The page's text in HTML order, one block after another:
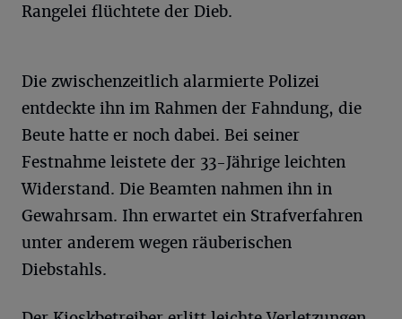
Rangelei flüchtete der Dieb.
Die zwischenzeitlich alarmierte Polizei
entdeckte ihn im Rahmen der Fahndung, die
Beute hatte er noch dabei. Bei seiner
Festnahme leistete der 33-Jährige leichten
Widerstand. Die Beamten nahmen ihn in
Gewahrsam. Ihn erwartet ein Strafverfahren
unter anderem wegen räuberischen
Diebstahls.